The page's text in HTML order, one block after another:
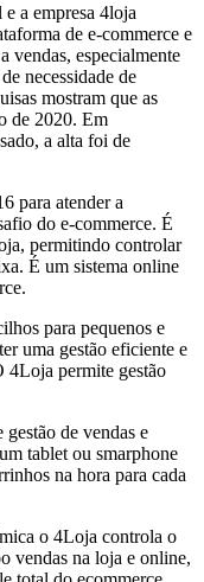
a empresa 4loja
de e-commerce e
vendas, especialmente
necessidade de
mostram que as
de 2020. Em
a alta foi de
para atender a
do e-commerce. É
permitindo controlar
É um sistema online
para pequenos e
uma gestão eficiente e
4Loja permite gestão
de vendas e
tablet ou smarphone
na hora para cada
o 4Loja controla o
vendas na loja e online,